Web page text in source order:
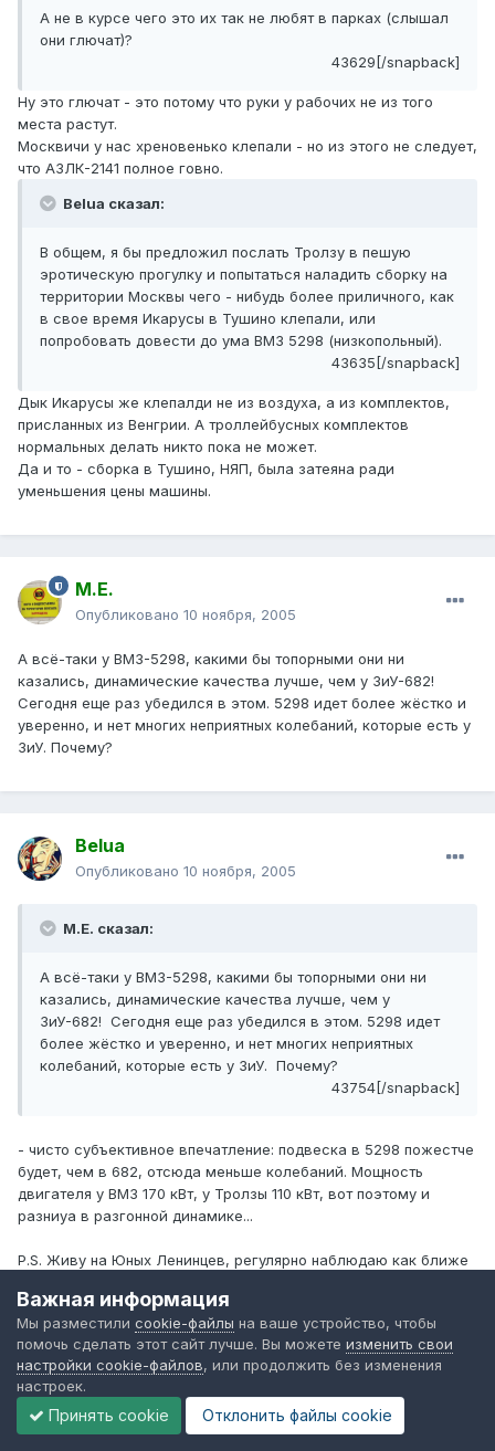
А не в курсе чего это их так не любят в парках (слышал
они глючат)?
43629[/snapback]
Ну это глючат - это потому что руки у рабочих не из того
места растут.
Москвичи у нас хреновенько клепали - но из этого не следует,
что АЗЛК-2141 полное говно.
Belua сказал:
В общем, я бы предложил послать Тролзу в пешую
эротическую прогулку и попытаться наладить сборку на
территории Москвы чего - нибудь более приличного, как
в свое время Икарусы в Тушино клепали, или
попробовать довести до ума ВМЗ 5298 (низкопольный).
43635[/snapback]
Дык Икарусы же клепалди не из воздуха, а из комплектов,
присланных из Венгрии. А троллейбусных комплектов
нормальных делать никто пока не может.
Да и то - сборка в Тушино, НЯП, была затеяна ради
уменьшения цены машины.
М.Е.
Опубликовано 10 ноября, 2005
А всё-таки у ВМЗ-5298, какими бы топорными они ни
казались, динамические качества лучше, чем у ЗиУ-682!
Сегодня еще раз убедился в этом. 5298 идет более жёстко и
уверенно, и нет многих неприятных колебаний, которые есть у
ЗиУ. Почему?
Belua
Опубликовано 10 ноября, 2005
М.Е. сказал:
А всё-таки у ВМЗ-5298, какими бы топорными они ни
казались, динамические качества лучше, чем у
ЗиУ-682! Сегодня еще раз убедился в этом. 5298 идет
более жёстко и уверенно, и нет многих неприятных
колебаний, которые есть у ЗиУ. Почему?
43754[/snapback]
- чисто субъективное впечатление: подвеска в 5298 пожестче
будет, чем в 682, отсюда меньше колебаний. Мощность
двигателя у ВМЗ 170 кВт, у Тролзы 110 кВт, вот поэтому и
разниуа в разгонной динамике...
P.S. Живу на Юных Ленинцев, регулярно наблюдаю как ближе
М.Е.
Опубликовано 10 ноября, 2005
Важная информация
Мы разместили cookie-файлы на ваше устройство, чтобы
помочь сделать этот сайт лучше. Вы можете изменить свои
настройки cookie-файлов, или продолжить без изменения
настроек.
Принять cookie Отклонить файлы сookie